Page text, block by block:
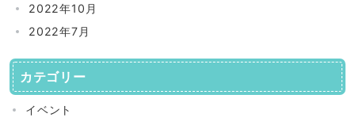
2022年10月
2022年7月
カテゴリー
イベント